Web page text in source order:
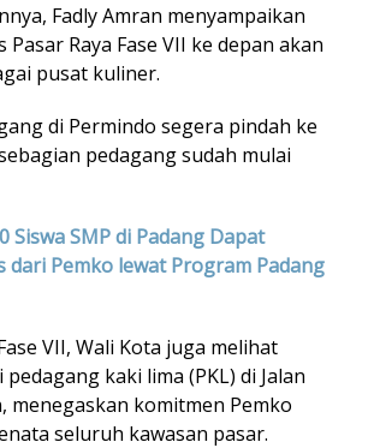
Fadly Amran menyampaikan
Raya Fase VII ke depan akan
pusat kuliner.
di Permindo segera pindah ke
pedagang sudah mulai
Siswa SMP di Padang Dapat
dari Pemko lewat Program Padang
VII, Wali Kota juga melihat
kaki lima (PKL) di Jalan
menegaskan komitmen Pemko
seluruh kawasan pasar.